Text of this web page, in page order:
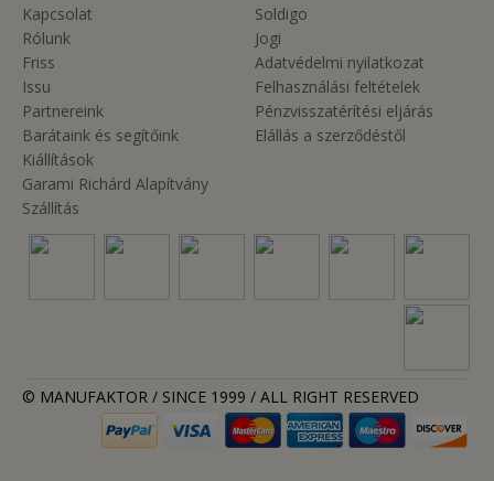
Kapcsolat
Rólunk
Friss
Issu
Partnereink
Barátaink és segítőink
Kiállítások
Garami Richárd Alapítvány
Szállítás
Soldigo
Jogi
Adatvédelmi nyilatkozat
Felhasználási feltételek
Pénzvisszatérítési eljárás
Elállás a szerződéstől
© MANUFAKTOR / SINCE 1999 / ALL RIGHT RESERVED